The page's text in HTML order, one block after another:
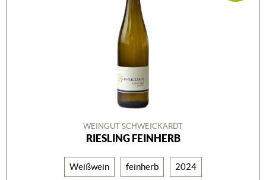
WEINGUT SCHWEICKARDT
RIESLING FEINHERB
Weißwein feinherb 2024